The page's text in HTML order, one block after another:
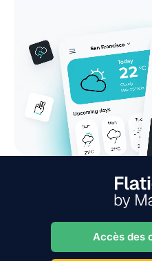
Accès des